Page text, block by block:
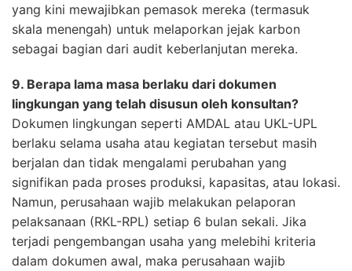
yang kini mewajibkan pemasok mereka (termasuk
skala menengah) untuk melaporkan jejak karbon
sebagai bagian dari audit keberlanjutan mereka.
9. Berapa lama masa berlaku dari dokumen
lingkungan yang telah disusun oleh konsultan?
Dokumen lingkungan seperti AMDAL atau UKL-UPL
berlaku selama usaha atau kegiatan tersebut masih
berjalan dan tidak mengalami perubahan yang
signifikan pada proses produksi, kapasitas, atau lokasi.
Namun, perusahaan wajib melakukan pelaporan
pelaksanaan (RKL-RPL) setiap 6 bulan sekali. Jika
terjadi pengembangan usaha yang melebihi kriteria
dalam dokumen awal, maka perusahaan wajib